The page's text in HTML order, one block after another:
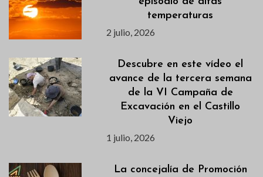
temperaturas
2 julio, 2026
Descubre en este vídeo el
avance de la tercera semana
de la VI Campaña de
Excavación en el Castillo
Viejo
1 julio, 2026
La concejalía de Promoción